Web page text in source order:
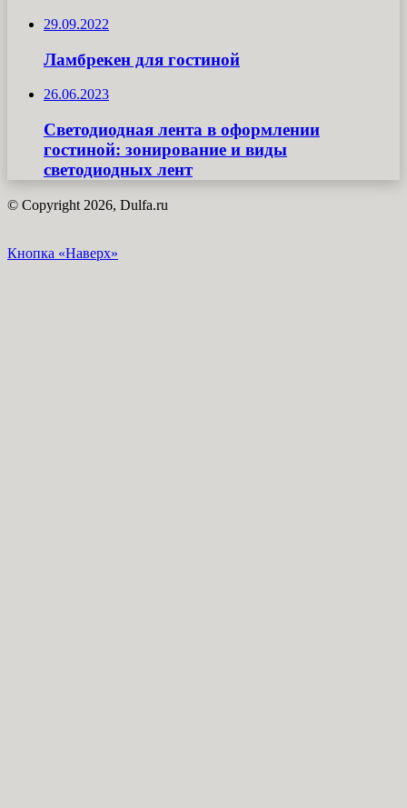
29.09.2022
Ламбрекен для гостиной
26.06.2023
Светодиодная лента в оформлении
гостиной: зонирование и виды
светодиодных лент
© Copyright 2026, Dulfa.ru
Кнопка «Наверх»